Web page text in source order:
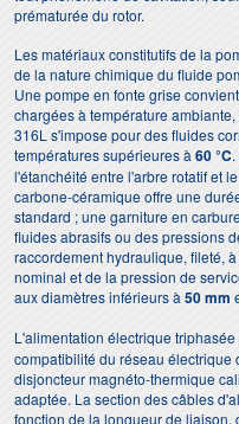
prématurée du rotor.
Les matériaux constitutifs de la
de la nature chimique du fluide
Une pompe en fonte grise
chargées à température
316L s'impose pour des fluides
températures supérieures à 60 °C
l'étanchéité entre l'arbre rotatif et
carbone-céramique offre une
standard ; une garniture en
fluides abrasifs ou des pressions
raccordement hydraulique, fileté,
nominal et de la pression de
aux diamètres inférieurs à 50 mm
L'alimentation électrique triphasée
compatibilité du réseau électrique
disjoncteur magnéto-thermique
adaptée. La section des câbles
fonction de la longueur de liaison,